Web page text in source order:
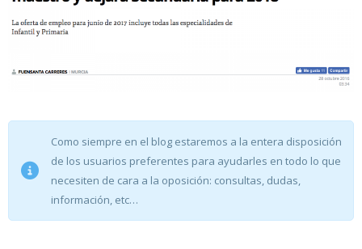
Como siempre en el blog estaremos a la entera disposición
de los usuarios preferentes para ayudarles en todo lo que
necesiten de cara a la oposición: consultas, dudas,
información, etc…